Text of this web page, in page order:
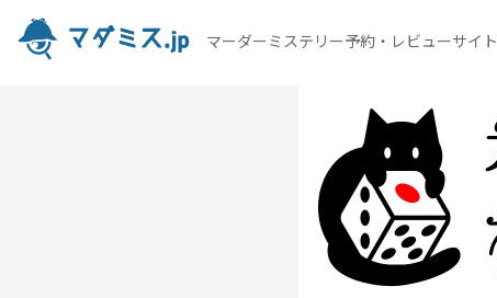
マーダーミステリー予約・レビューサイト